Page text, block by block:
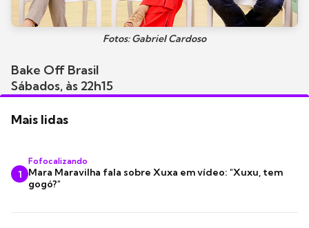
Fotos: Gabriel Cardoso
Bake Off Brasil
Sábados, às 22h15
Mais lidas
1
Fofocalizando
Mara Maravilha fala sobre Xuxa em vídeo: "Xuxu, tem
gogó?"